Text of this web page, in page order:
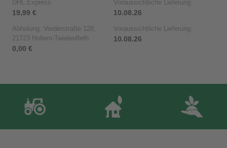
19,99 € 10.08.26
Abholung: Vorderstraße 128,
21723 Hollern-Twielenfleth
0,00 €
Voraussichtliche Lieferung:
10.08.26